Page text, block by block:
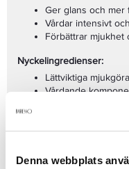
Denna webbplats
Ger glans och mer
Vårdar intensivt
Förbättrar mjukhet
Nyckelingredienser:
Lättviktiga
Vårdande
Användning:
Passar för: